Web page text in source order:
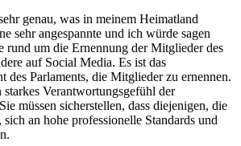
genau, was in meinem Heimatland
sehr angespannte und ich würde sagen
rund um die Ernennung der Mitglieder des
auf Social Media. Es ist das
des Parlaments, die Mitglieder zu ernennen.
starkes Verantwortungsgefühl der
müssen sicherstellen, dass diejenigen, die
an hohe professionelle Standards und